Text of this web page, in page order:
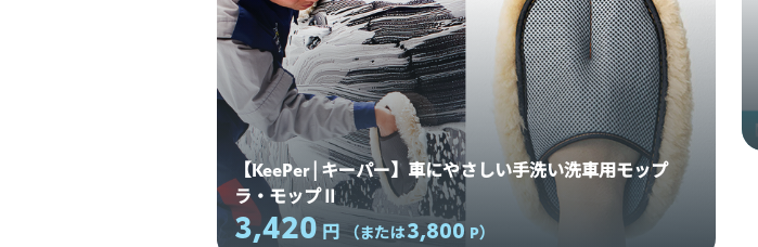
【KeePer | キーパー】車にやさしい手洗い洗車用モップ
ラ・モップⅡ
3,420 円 （または3,800 P）